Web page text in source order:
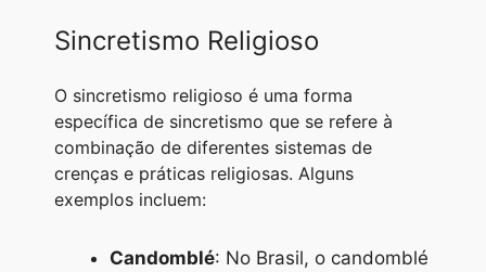
Sincretismo Religioso
O sincretismo religioso é uma forma
específica de sincretismo que se refere à
combinação de diferentes sistemas de
crenças e práticas religiosas. Alguns
exemplos incluem:
Candomblé: No Brasil, o candomblé